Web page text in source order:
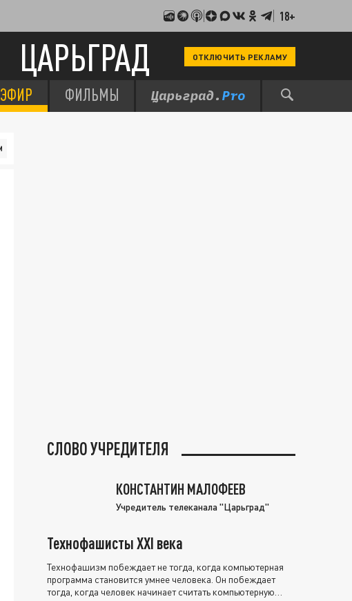
18+
ЦАРЬГРАД ОТКЛЮЧИТЬ РЕКЛАМУ
ЭФИР ФИЛЬМЫ
СЛОВО УЧРЕДИТЕЛЯ
КОНСТАНТИН МАЛОФЕЕВ
Учредитель телеканала "Царьград"
Технофашисты XXI века
Технофашизм побеждает не тогда, когда компьютерная
программа становится умнее человека. Он побеждает
тогда, когда человек начинает считать компьютерную